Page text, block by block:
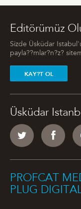
Editörümüz
Sizde Üsküdar
payla??mlar?n?z?
KAY?T OL
Üsküdar
PROFCAT
PLUG